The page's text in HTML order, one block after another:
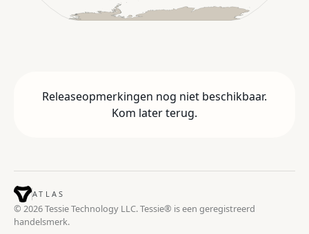
Releaseopmerkingen nog niet beschikbaar.
Kom later terug.
ATLAS
© 2026 Tessie Technology LLC. Tessie® is een geregistreerd
handelsmerk.